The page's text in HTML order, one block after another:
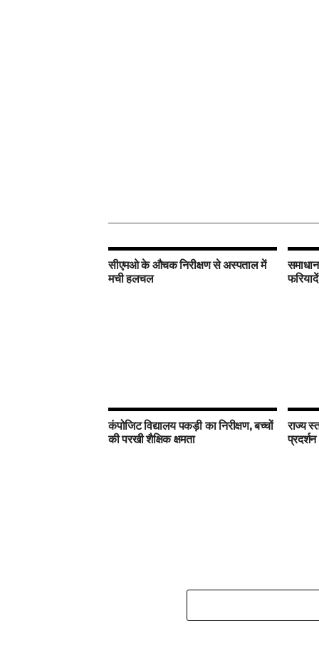
सीएमओ के औचक निरीक्षण से अस्पताल में
मची हलचल फरियादें
कंपोजिट विद्यालय पकड़ी का निरीक्षण, बच्चों
की परखी शैक्षिक क्षमता
राज्य
प्रदर्शन